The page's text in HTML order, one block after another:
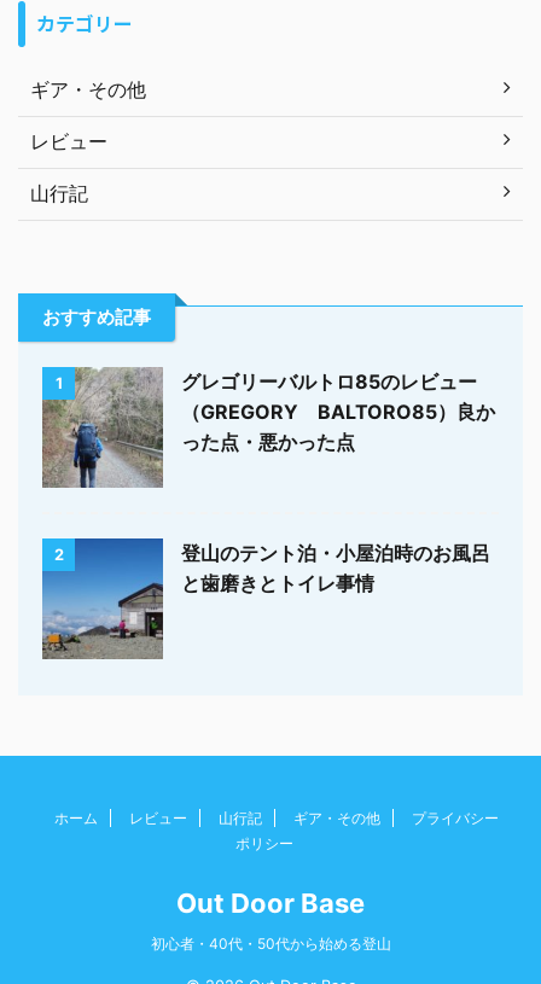
カテゴリー
ギア・その他
レビュー
山行記
おすすめ記事
1
グレゴリーバルトロ85のレビュー
（GREGORY BALTORO85）良か
った点・悪かった点
2
登山のテント泊・小屋泊時のお風呂
と歯磨きとトイレ事情
ホーム レビュー 山行記 ギア・その他
プライバシー
ポリシー
Out Door Base
初心者・40代・50代から始める登山